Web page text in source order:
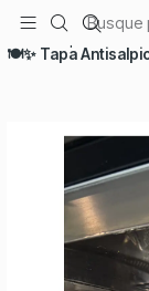
Espacios Del
🍽️✨ Tapa